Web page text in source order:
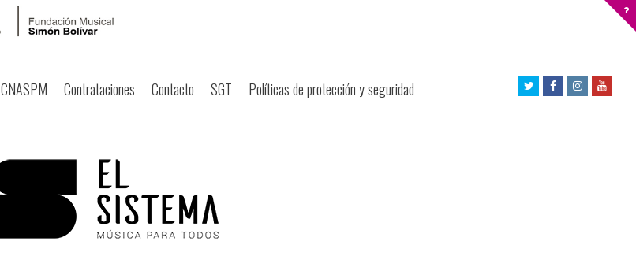
CNASPM Contrataciones Contacto SGT Políticas de protección y seguridad
TwitterFacebookInstagram